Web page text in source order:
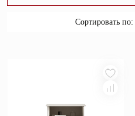
Столы
Матрасы
Сортировать по: